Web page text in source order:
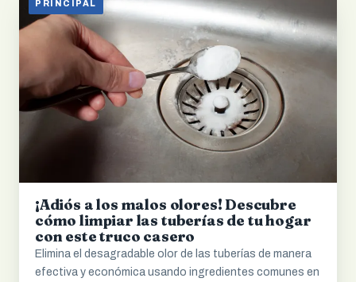
PRINCIPAL
¡Adiós a los malos olores! Descubre
cómo limpiar las tuberías de tu hogar
con este truco casero
Elimina el desagradable olor de las tuberías de manera
efectiva y económica usando ingredientes comunes en